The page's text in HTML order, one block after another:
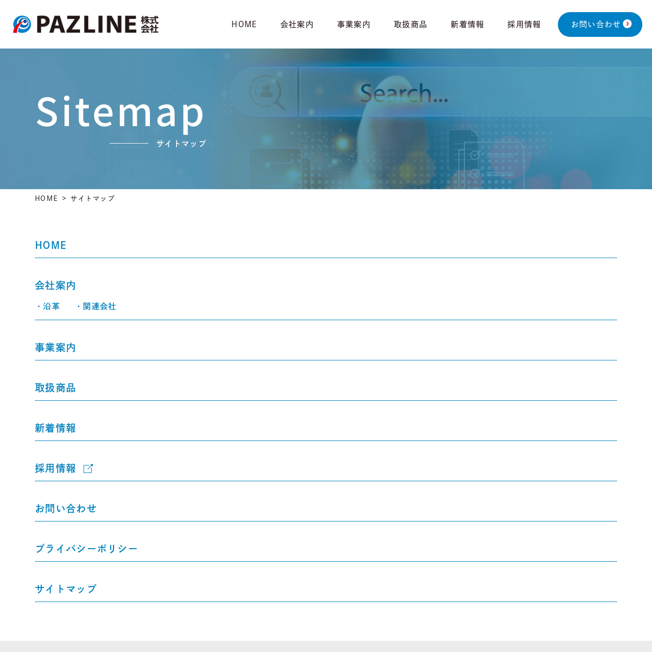
HOME 会社案内 事業案内 取扱商品 新着情報 採用情報 お問い合わせ
Sitemap
サイトマップ
HOME サイトマップ
HOME
会社案内
・沿革 ・関連会社
事業案内
取扱商品
新着情報
採用情報
お問い合わせ
プライバシーポリシー
サイトマップ